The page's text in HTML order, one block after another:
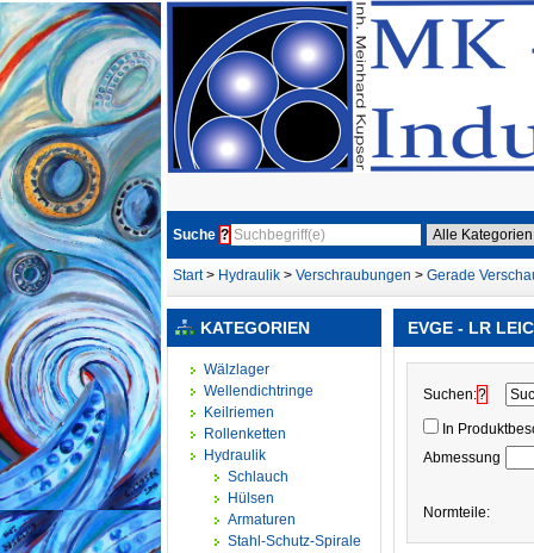
Suche ?
Start> Hydraulik > Verschraubungen > Gerade
KATEGORIEN
Wälzlager
Wellendichtringe
Keilriemen
Rollenketten
Hydraulik
Schlauch
Hülsen
Armaturen
Stahl-Schutz-Spirale
EVGE - LR
Suchen:?
In
Abmessung
Normteile: